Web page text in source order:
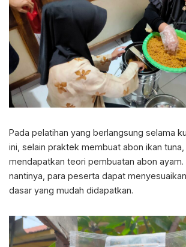
Pada pelatihan yang berlangsung selama
ini, selain praktek membuat abon ikan
mendapatkan teori pembuatan abon ayam.
nantinya, para peserta dapat
dasar yang mudah didapatkan.